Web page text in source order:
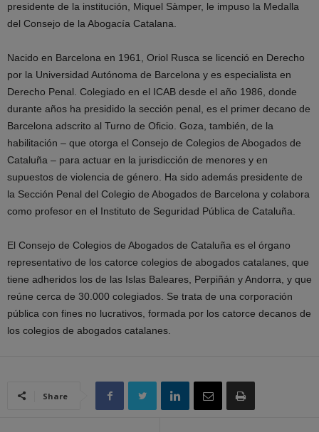
presidente de la institución, Miquel Sàmper, le impuso la Medalla
del Consejo de la Abogacía Catalana.
Nacido en Barcelona en 1961, Oriol Rusca se licenció en Derecho
por la Universidad Autónoma de Barcelona y es especialista en
Derecho Penal. Colegiado en el ICAB desde el año 1986, donde
durante años ha presidido la sección penal, es el primer decano de
Barcelona adscrito al Turno de Oficio. Goza, también, de la
habilitación – que otorga el Consejo de Colegios de Abogados de
Cataluña – para actuar en la jurisdicción de menores y en
supuestos de violencia de género. Ha sido además presidente de
la Sección Penal del Colegio de Abogados de Barcelona y colabora
como profesor en el Instituto de Seguridad Pública de Cataluña.
El Consejo de Colegios de Abogados de Cataluña es el órgano
representativo de los catorce colegios de abogados catalanes, que
tiene adheridos los de las Islas Baleares, Perpiñán y Andorra, y que
reúne cerca de 30.000 colegiados. Se trata de una corporación
pública con fines no lucrativos, formada por los catorce decanos de
los colegios de abogados catalanes.
Share